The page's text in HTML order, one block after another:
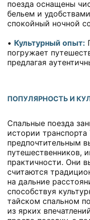
поезда оснащены
бельем и
спокойный ночной
• Культурный опыт:
погружает
предлагая
ПОПУЛЯРНОСТЬ И
Спальные поезда
истории
предпочтительным
путешественников,
практичности. Они
считаются
на дальние
способствуя
тайском спальном
из ярких